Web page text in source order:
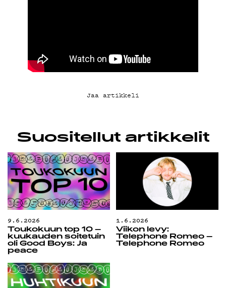
Jaa artikkeli
Suositellut artikkelit
9.6.2026
Toukokuun top 10 –
kuukauden soitetuin
oli Good Boys: Ja
peace
1.6.2026
Viikon levy:
Telephone Romeo –
Telephone Romeo